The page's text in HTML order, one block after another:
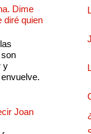
Dime
diré quien
y
Joan